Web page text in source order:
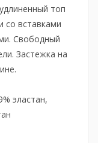
топ
со вставками
Свободный
Застежка на
эластан,